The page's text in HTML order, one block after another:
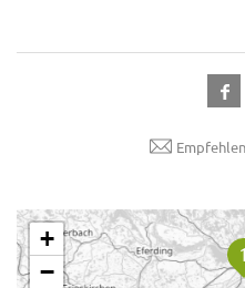
Empfehlen
.
+
−